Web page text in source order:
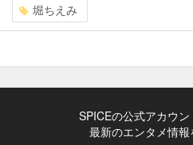
堀ちえみ
SPICEの公式アカウ
最新のエンタメ情報